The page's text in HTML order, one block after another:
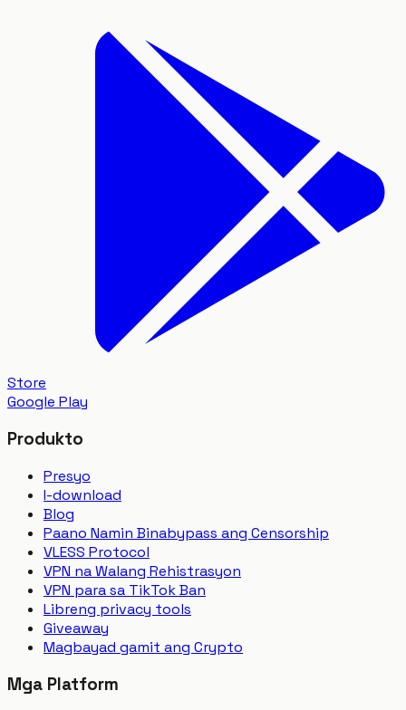
Store
Google Play
Produkto
Presyo
I-download
Blog
Paano Namin Binabypass ang Censorship
VLESS Protocol
VPN na Walang Rehistrasyon
VPN para sa TikTok Ban
Libreng privacy tools
Giveaway
Magbayad gamit ang Crypto
Mga Platform